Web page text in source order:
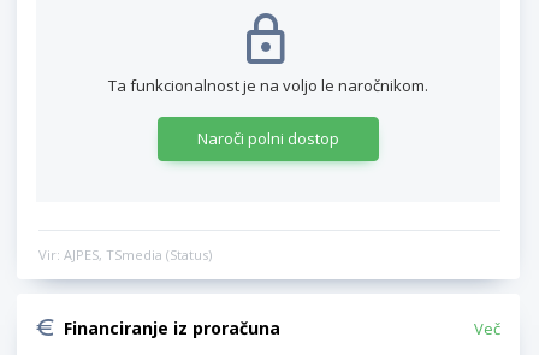
Ta funkcionalnost je na voljo le naročnikom.
Naroči polni dostop
Vir: AJPES, TSmedia (Status)
Financiranje iz proračuna Več